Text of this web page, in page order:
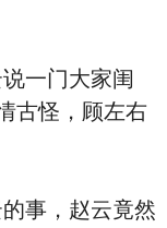
一门大家闺
古怪，顾左右
事，赵云竟然